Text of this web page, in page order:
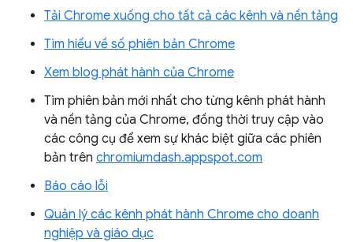
Tải Chrome xuống cho tất cả các kênh và nền tảng
Tìm hiểu về số phiên bản Chrome
Xem blog phát hành của Chrome
Tìm phiên bản mới nhất cho từng kênh phát hành
và nền tảng của Chrome, đồng thời truy cập vào
các công cụ để xem sự khác biệt giữa các phiên
bản trên chromiumdash.appspot.com
Báo cáo lỗi
Quản lý các kênh phát hành Chrome cho doanh
nghiệp và giáo dục